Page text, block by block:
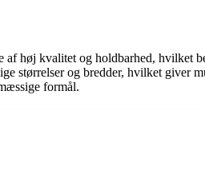
høj kvalitet og holdbarhed, hvilket
størrelser og bredder, hvilket giver
formål.